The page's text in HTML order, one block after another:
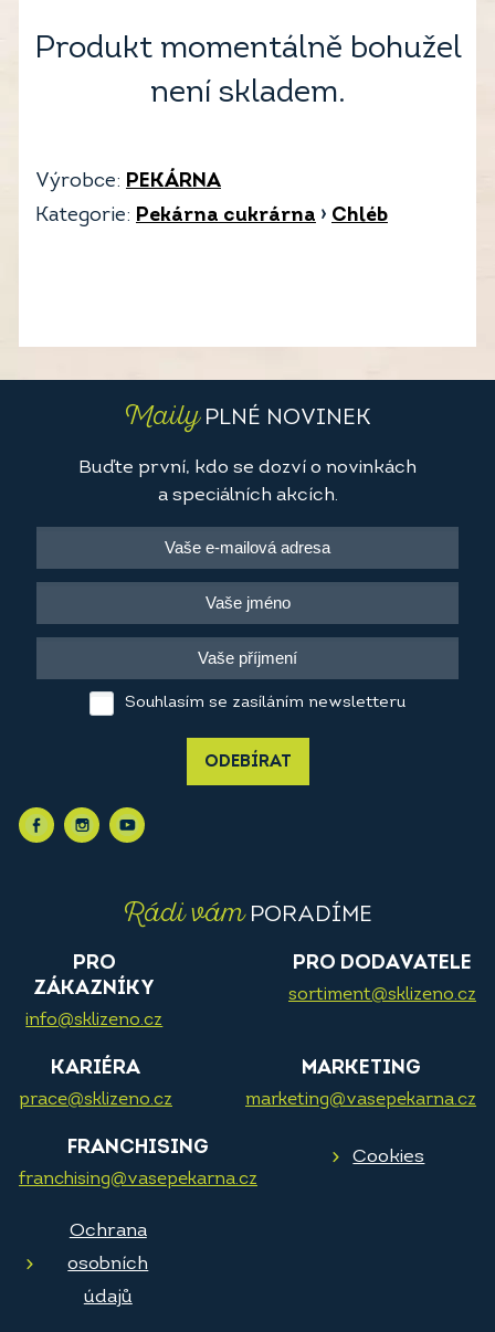
Produkt momentálně bohužel
není skladem.
Výrobce: PEKÁRNA
Kategorie: Pekárna cukrárna › Chléb
MailyPLNÉ NOVINEK
Buďte první, kdo se dozví o novinkách
a speciálních akcích.
Souhlasím se zasíláním newsletteru
ODEBÍRAT
Rádi vámPORADÍME
PRO
ZÁKAZNÍKY
info@sklizeno.cz
PRO DODAVATELE
sortiment@sklizeno.cz
KARIÉRA
prace@sklizeno.cz
MARKETING
marketing@vasepekarna.cz
FRANCHISING
franchising@vasepekarna.cz
Cookies
Ochrana
osobních
údajů